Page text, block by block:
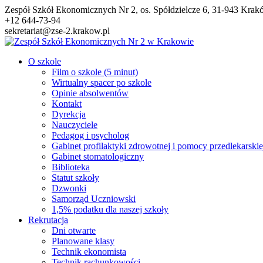
Przejdź
do
treści
Zespół Szkół Ekonomicznych Nr 2, os. Spółdzielcze 6, 31-943
+12 644-73-94
sekretariat@zse-2.krakow.pl
O szkole
Film o szkole (5 minut)
Wirtualny spacer po szkole
Opinie absolwentów
Kontakt
Dyrekcja
Nauczyciele
Pedagog i psycholog
Gabinet profilaktyki zdrowotnej i pomocy
Gabinet stomatologiczny
Biblioteka
Statut szkoły
Dzwonki
Samorząd Uczniowski
1,5% podatku dla naszej szkoły
Rekrutacja
Dni otwarte
Planowane klasy
Technik ekonomista